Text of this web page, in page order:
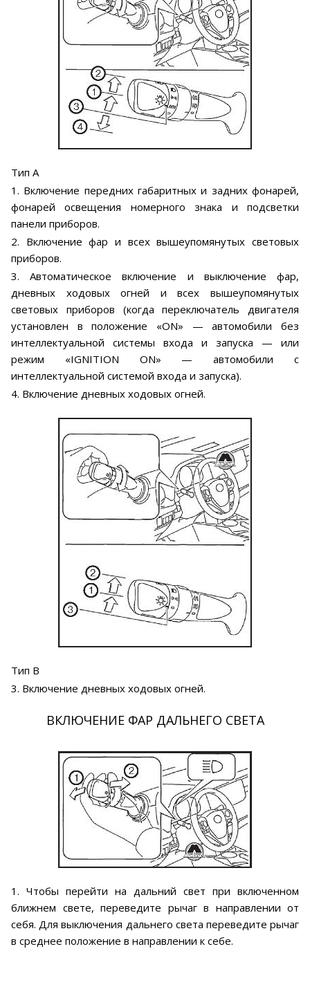
Тип А
1. Включение передних габаритных и задних фонарей,
фонарей освещения номерного знака и подсветки
панели приборов.
2. Включение фар и всех вышеупомянутых световых
приборов.
3. Автоматическое включение и выключение фар,
дневных ходовых огней и всех вышеупомянутых
световых приборов (когда переключатель двигателя
установлен в положение «ON» — автомобили без
интеллектуальной системы входа и запуска — или
режим «IGNITION ON» — автомобили с
интеллектуальной системой входа и запуска).
4. Включение дневных ходовых огней.
Тип В
3. Включение дневных ходовых огней.
ВКЛЮЧЕНИЕ ФАР ДАЛЬНЕГО СВЕТА
1. Чтобы перейти на дальний свет при включенном
ближнем свете, переведите рычаг в направлении от
себя. Для выключения дальнего света переведите рычаг
в среднее положение в направлении к себе.